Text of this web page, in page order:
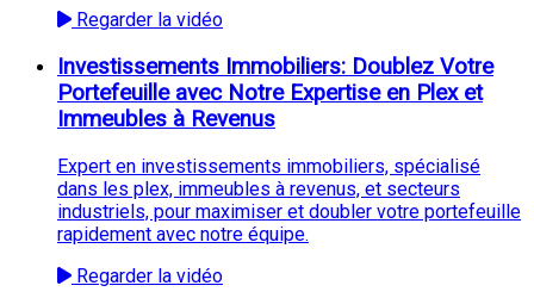
Regarder la vidéo
Investissements Immobiliers: Doublez Votre
Portefeuille avec Notre Expertise en Plex et
Immeubles à Revenus
Expert en investissements immobiliers, spécialisé
dans les plex, immeubles à revenus, et secteurs
industriels, pour maximiser et doubler votre portefeuille
rapidement avec notre équipe.
Regarder la vidéo